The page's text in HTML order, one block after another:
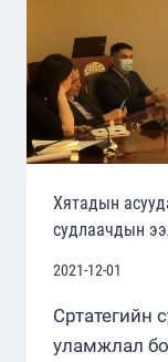
Хятадын
судлаачдын
2021-12-01
Сртатегийн
уламжлал